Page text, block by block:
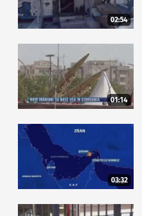
02:54
01:14
03:32